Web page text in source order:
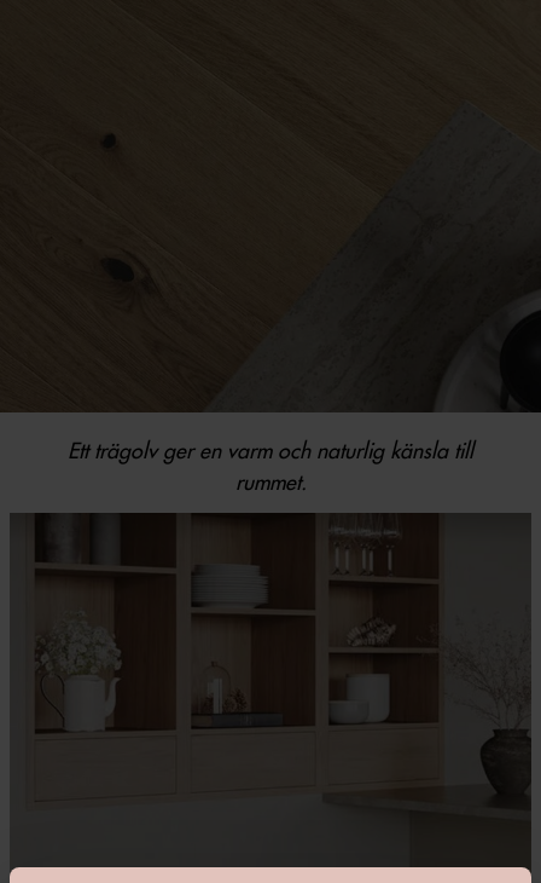
Ett trägolv ger en varm och naturlig känsla till
rummet.